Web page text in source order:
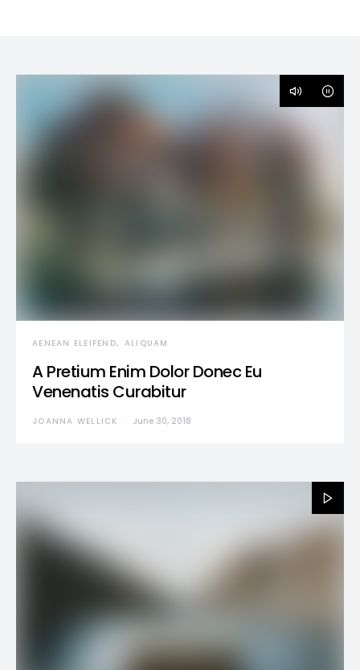
AENEAN ELEIFEND ALIQUAM
A Pretium Enim Dolor Donec Eu
Venenatis Curabitur
JOANNA WELLICK June 30, 2018